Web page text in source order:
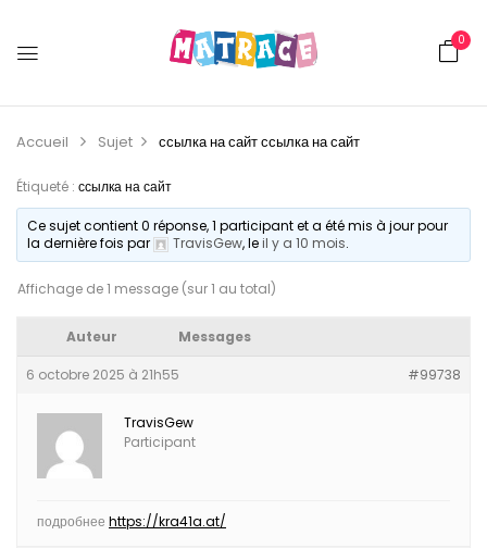
0
Accueil Sujet ссылка на сайтссылка на сайт
Étiqueté : ссылка на сайт
Ce sujet contient 0 réponse, 1 participant et a été mis à jour pour
la dernière fois par
TravisGew, leil y a 10 mois.
Affichage de 1 message (sur 1 au total)
Auteur Messages
6 octobre 2025 à 21h55 #99738
TravisGew
Participant
подробнее https://kra41a.at/